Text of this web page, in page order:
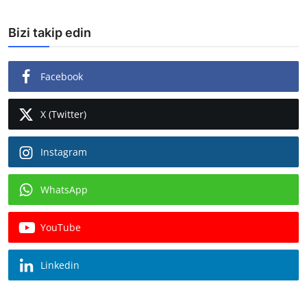
Bizi takip edin
Facebook
X (Twitter)
Instagram
WhatsApp
YouTube
Linkedin